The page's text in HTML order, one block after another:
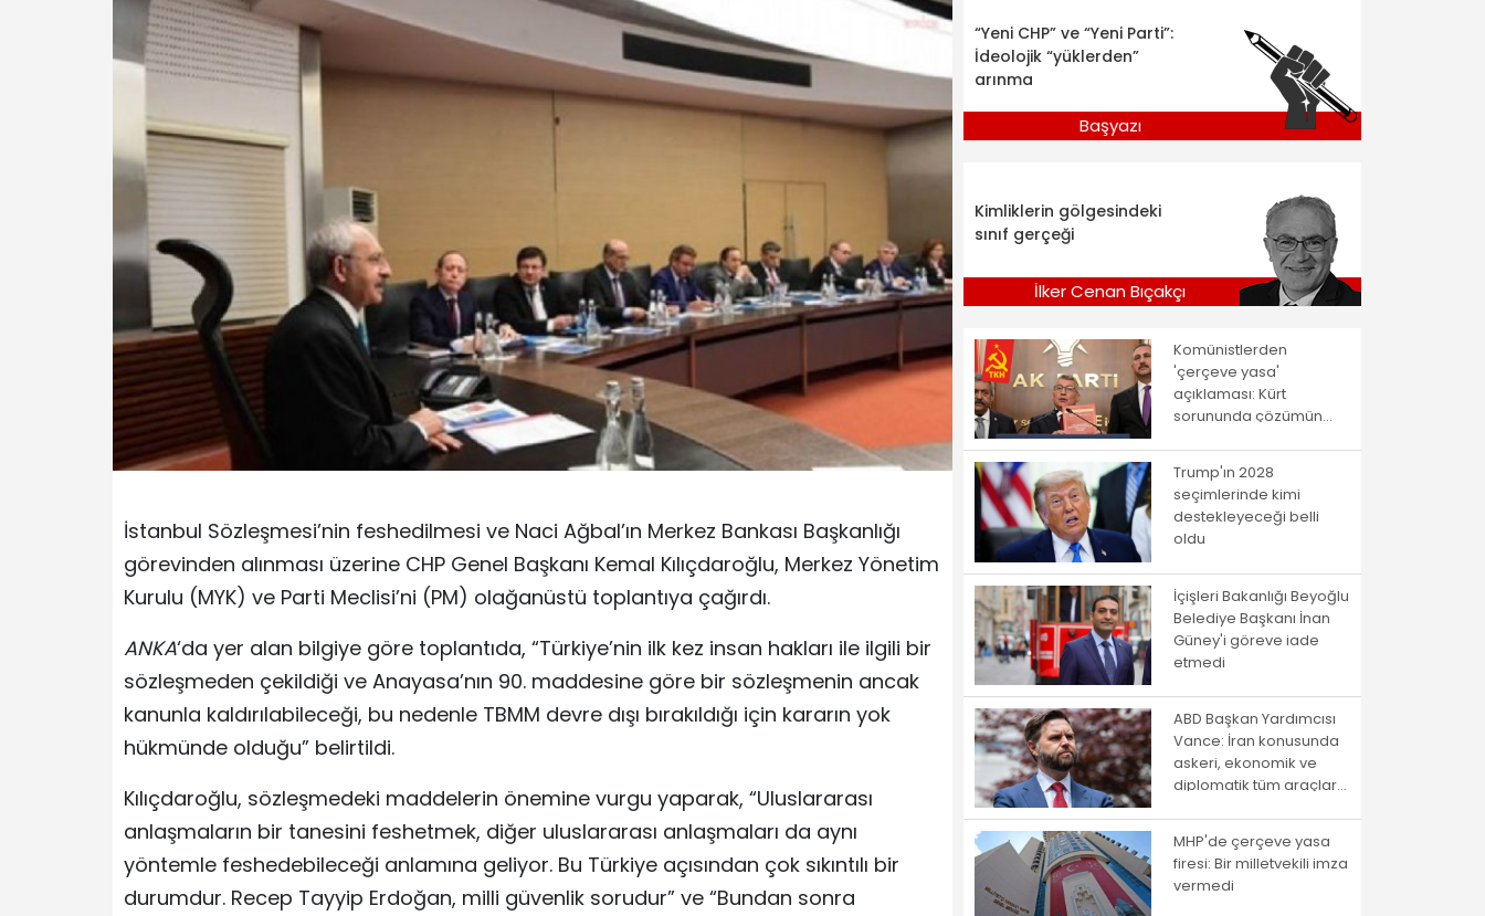
İstanbul Sözleşmesi’nin feshedilmesi ve Naci Ağbal’ın Merkez Bankası Başkanlığı
görevinden alınması üzerine CHP Genel Başkanı Kemal Kılıçdaroğlu, Merkez Yönetim
Kurulu (MYK) ve Parti Meclisi’ni (PM) olağanüstü toplantıya çağırdı.
ANKA‘da yer alan bilgiye göre toplantıda, “Türkiye’nin ilk kez insan hakları ile ilgili bir
sözleşmeden çekildiği ve Anayasa’nın 90. maddesine göre bir sözleşmenin ancak
kanunla kaldırılabileceği, bu nedenle TBMM devre dışı bırakıldığı için kararın yok
hükmünde olduğu” belirtildi.
Kılıçdaroğlu, sözleşmedeki maddelerin önemine vurgu yaparak, “Uluslararası
anlaşmaların bir tanesini feshetmek, diğer uluslararası anlaşmaları da aynı
yöntemle feshedebileceği anlamına geliyor. Bu Türkiye açısından çok sıkıntılı bir
durumdur. Recep Tayyip Erdoğan, milli güvenlik sorudur” ve “Bundan sonra
“Yeni CHP” ve “Yeni Parti”:
İdeolojik “yüklerden”
arınma
Başyazı
Kimliklerin gölgesindeki
sınıf gerçeği
İlker Cenan Bıçakçı
Komünistlerden
'çerçeve yasa'
açıklaması: Kürt
sorununda çözümün
geçmiyor!
Trump'ın 2028
seçimlerinde kimi
destekleyeceği belli
oldu
İçişleri Bakanlığı Beyoğlu
Belediye Başkanı İnan
Güney'i göreve iade
etmedi
ABD Başkan Yardımcısı
Vance: İran konusunda
askeri, ekonomik ve
diplomatik tüm araçlar
MHP'de çerçeve yasa
firesi: Bir milletvekili imza
vermedi